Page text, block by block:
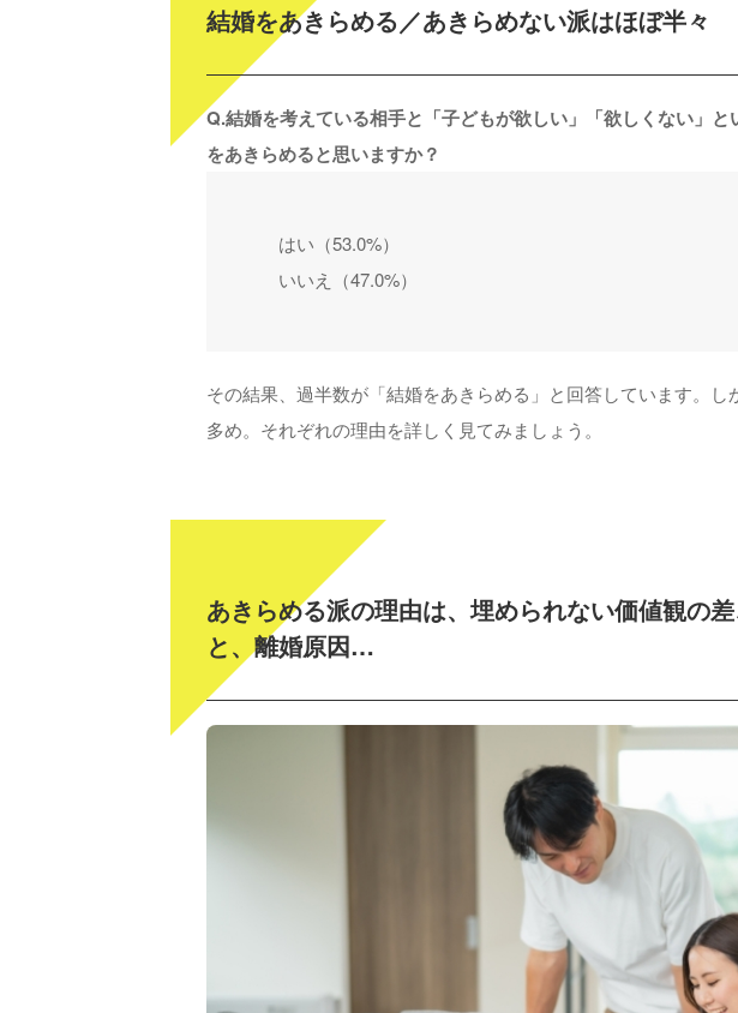
結婚をあきらめる／あきらめない派はほぼ半々
Q.結婚を考えている相手と「子どもが欲しい」「欲しくない」
をあきらめると思いますか？
はい（53.0%）
いいえ（47.0%）
その結果、過半数が「結婚をあきらめる」と回答しています。し
多め。それぞれの理由を詳しく見てみましょう。
あきらめる派の理由は、埋められない価値観の
と、離婚原因…